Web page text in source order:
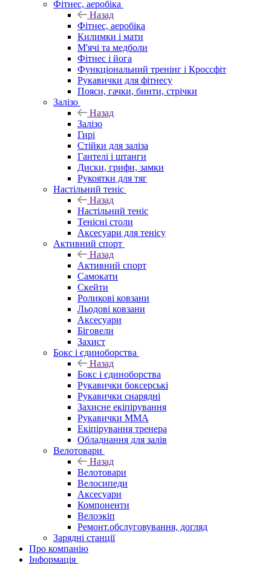
Фітнес, аеробіка
Назад
Фітнес, аеробіка
Килимки і мати
М'ячі та медболи
Фітнес і йога
Функціональний тренінг і Кроссфіт
Рукавички для фітнесу
Пояси, гачки, бинти, стрічки
Залізо
Назад
Залізо
Гирі
Стійки для заліза
Гантелі і штанги
Диски, грифи, замки
Рукоятки для тяг
Настільний теніс
Назад
Настільний теніс
Тенісні столи
Аксесуари для тенісу
Активний спорт
Назад
Активний спорт
Самокати
Скейти
Роликові ковзани
Льодові ковзани
Аксесуари
Біговели
Захист
Бокс і єдиноборства
Назад
Бокс і єдиноборства
Рукавички боксерські
Рукавички снарядні
Захисне екіпірування
Рукавички ММА
Екіпірування тренера
Обладнання для залів
Велотовари
Назад
Велотовари
Велосипеди
Аксесуари
Компоненти
Велоэкіп
Ремонт.обслуговування, догляд
Зарядні станції
Про компанію
Інформація